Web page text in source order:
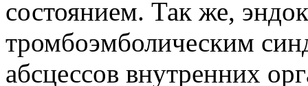
состоянием. Так же,
тромбоэмболическим
абсцессов внутренних